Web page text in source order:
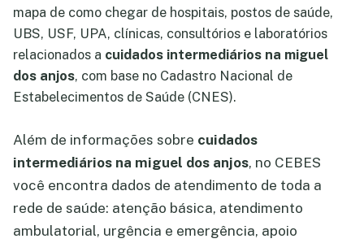
mapa de como chegar de hospitais, postos de saúde,
UBS, USF, UPA, clínicas, consultórios e laboratórios
relacionados a cuidados intermediários na miguel
dos anjos, com base no Cadastro Nacional de
Estabelecimentos de Saúde (CNES).
Além de informações sobre cuidados
intermediários na miguel dos anjos, no CEBES
você encontra dados de atendimento de toda a
rede de saúde: atenção básica, atendimento
ambulatorial, urgência e emergência, apoio